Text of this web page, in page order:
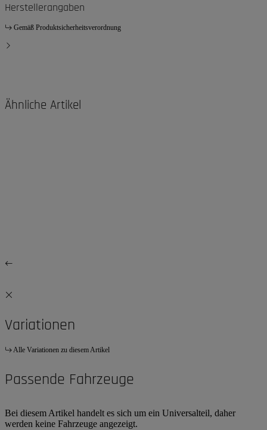
Herstellerangaben
Gemäß Produktsicherheitsverordnung
Ähnliche Artikel
Variationen
Alle Variationen zu diesem Artikel
Passende Fahrzeuge
Bei diesem Artikel handelt es sich um ein Universalteil, daher
werden keine Fahrzeuge angezeigt.